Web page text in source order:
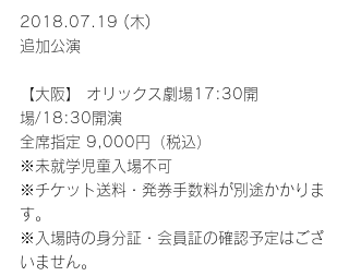
2018.07.19 (木)
追加公演
【大阪】 オリックス劇場17:30開
場/18:30開演
全席指定 9,000円（税込）
※未就学児童入場不可
※チケット送料・発券手数料が別途かかりま
す。
※入場時の身分証・会員証の確認予定はござ
いません。